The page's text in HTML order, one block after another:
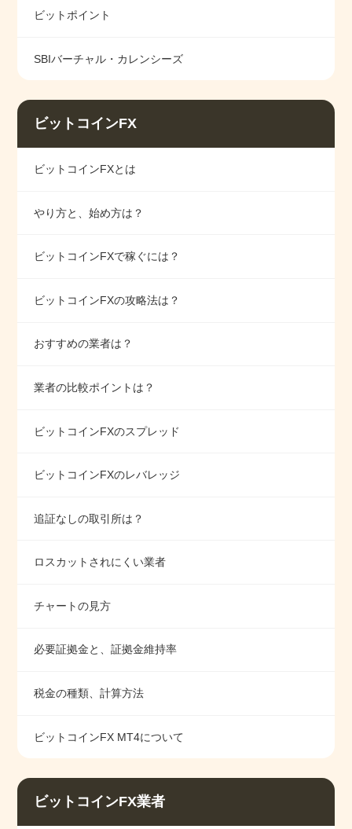
ビットポイント
SBIバーチャル・カレンシーズ
ビットコインFX
ビットコインFXとは
やり方と、始め方は？
ビットコインFXで稼ぐには？
ビットコインFXの攻略法は？
おすすめの業者は？
業者の比較ポイントは？
ビットコインFXのスプレッド
ビットコインFXのレバレッジ
追証なしの取引所は？
ロスカットされにくい業者
チャートの見方
必要証拠金と、証拠金維持率
税金の種類、計算方法
ビットコインFX MT4について
ビットコインFX業者